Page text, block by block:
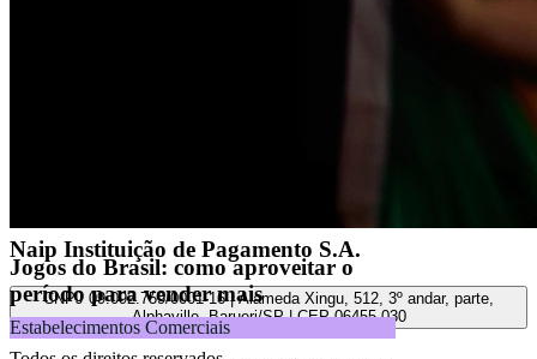
Jogos do Brasil: como aproveitar o
período para vender mais
Estabelecimentos Comerciais
Naip Instituição de Pagamento S.A.
CNPJ 09.092.759/0001-16 | Alameda Xingu, 512, 3º andar, parte,
Alphaville, Barueri/SP | CEP 06455-030